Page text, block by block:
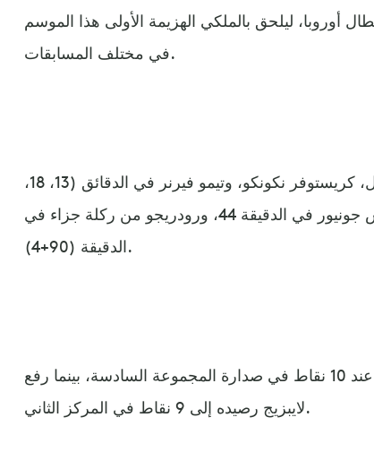
أوروبا، ليلحق بالملكي الهزيمة الأولى هذا الموسم
في مختلف المسابقات.
وسجل أهداف لايبزيج جوسكو جفاريدول، كريستوفر نكونكو، وتيمو فيرنر في الدقائق (13، 18،
81)، بينما سجل لريال مدريد فينيسيوس جونيور في الدقيقة 44، ورودريجو من ركلة جزاء في
الدقيقة (90+4).
وبهذه الهزيمة تجمد رصيد ريال مدريد عند 10 نقاط في صدارة المجموعة السادسة، بينما رفع
لايبزيج رصيده إلى 9 نقاط في المركز الثاني.